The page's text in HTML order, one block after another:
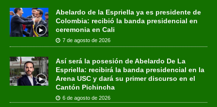
Abelardo de la Espriella ya es presidente de
Colombia: recibió la banda presidencial en
ceremonia en Cali
7 de agosto de 2026
Así será la posesión de Abelardo De La
Espriella: recibirá la banda presidencial en la
Arena USC y dará su primer discurso en el
Cantón Pichincha
6 de agosto de 2026